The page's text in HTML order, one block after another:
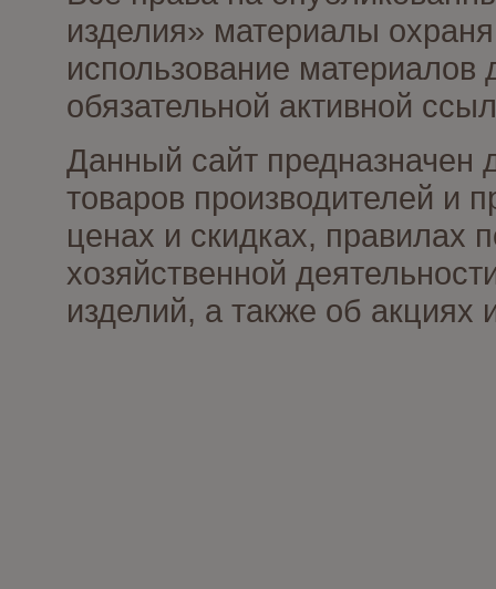
изделия» материалы
использование материалов
обязательной активной
Данный сайт предназначен
товаров производителей и
ценах и скидках, правилах
хозяйственной
изделий, а также об